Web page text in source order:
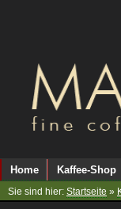
Home Kaffee-Shop
Sie sind hier: Startseite »